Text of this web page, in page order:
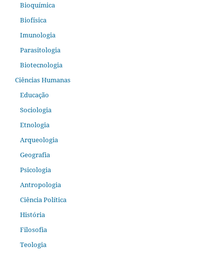
Bioquímica
Biofísica
Imunologia
Parasitologia
Biotecnologia
Ciências Humanas
Educação
Sociologia
Etnologia
Arqueologia
Geografia
Psicologia
Antropologia
Ciência Política
História
Filosofia
Teologia